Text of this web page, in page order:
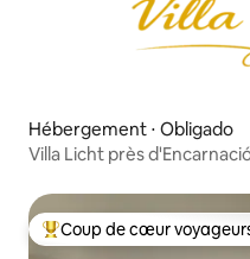
Hébergement ⋅ Obligado
Villa Licht près
Coups de cœur voyageurs
Coup de cœur